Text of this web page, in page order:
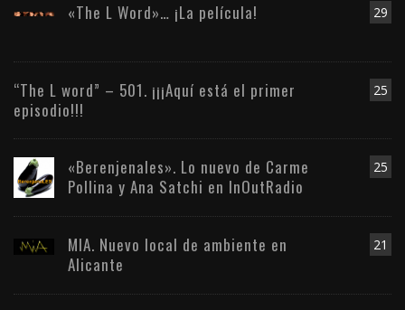
29
«The L Word»… ¡La película!
25
“The L word” – 501. ¡¡¡Aquí está el primer
episodio!!!
25
«Berenjenales». Lo nuevo de Carme
Pollina y Ana Satchi en InOutRadio
21
MIA. Nuevo local de ambiente en
Alicante